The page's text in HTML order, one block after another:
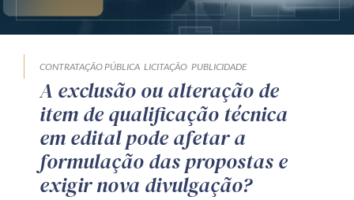
CONTRATAÇÃO PÚBLICA LICITAÇÃO PUBLICIDADE
A exclusão ou alteração de
item de qualificação técnica
em edital pode afetar a
formulação das propostas e
exigir nova divulgação?